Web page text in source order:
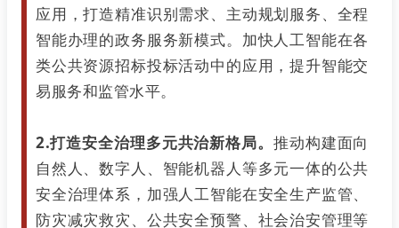
应用，打造精准识别需求、主动规划服务、全程
智能办理的政务服务新模式。加快人工智能在各
类公共资源招标投标活动中的应用，提升智能交
易服务和监管水平。
2.打造安全治理多元共治新格局。 推动构建面向
自然人、数字人、智能机器人等多元一体的公共
安全治理体系，加强人工智能在安全生产监管、
防灾减灾救灾、公共安全预警、社会治安管理等